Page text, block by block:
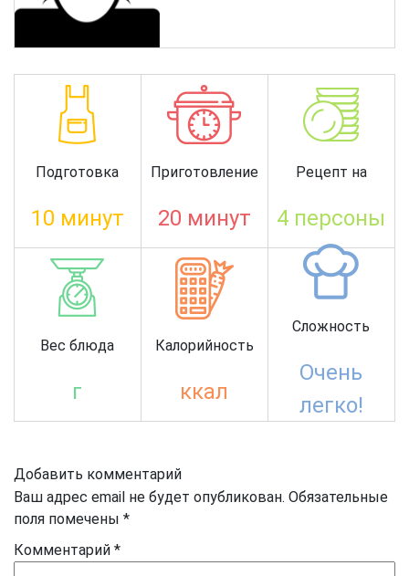
Подготовка
10 минут
Приготовление
20 минут
Рецепт на
4 персоны
Вес блюда
г
Калорийность
ккал
Сложность
Очень
легко!
Добавить комментарий
Ваш адрес email не будет опубликован. Обязательные
поля помечены *
Комментарий *